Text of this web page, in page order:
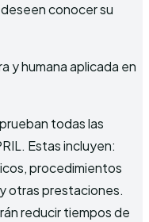
conocer su
y humana aplicada en
todas las
Estas incluyen:
procedimientos
otras prestaciones.
reducir tiempos de